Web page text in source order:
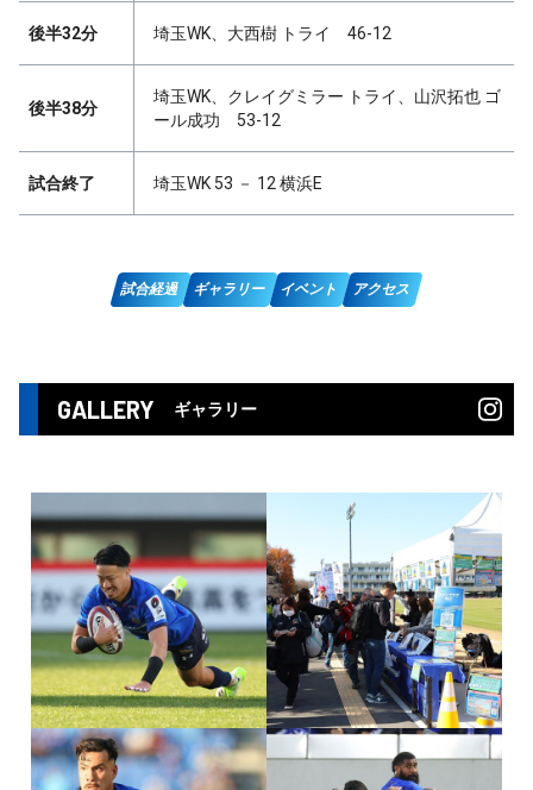
後半32分 埼玉WK、大西樹 トライ 46-12
後半38分
埼玉WK、クレイグミラー トライ、山沢拓也 ゴ
ール成功 53-12
試合終了 埼玉WK 53 － 12 横浜E
試合経過 ギャラリー イベント アクセス
GALLERY ギャラリー